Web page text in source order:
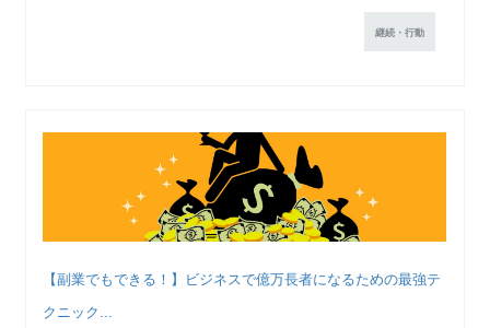
継続・行動
【副業でもできる！】ビジネスで億万長者になるための最強テ
クニック...